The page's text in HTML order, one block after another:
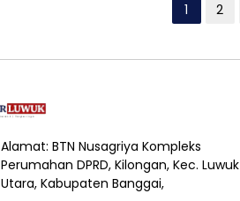
1 2
Alamat: BTN Nusagriya Kompleks
Perumahan DPRD, Kilongan, Kec. Luwuk
Utara, Kabupaten Banggai,